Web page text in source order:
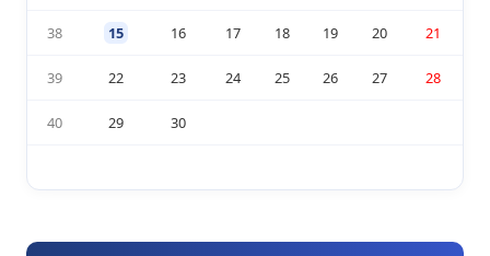
38 15 16 17 18 19 20 21
39 22 23 24 25 26 27 28
40 29 30